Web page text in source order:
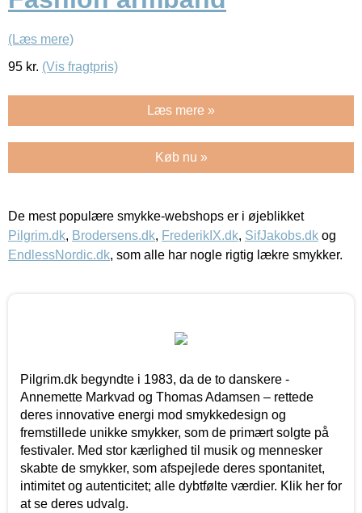
(Læs mere)
95 kr. (Vis fragtpris)
Læs mere »
Køb nu »
De mest populære smykke-webshops er i øjeblikket
Pilgrim.dk, Brodersens.dk, FrederikIX.dk, SifJakobs.dk og
EndlessNordic.dk, som alle har nogle rigtig lækre smykker.
Pilgrim.dk begyndte i 1983, da de to danskere -
Annemette Markvad og Thomas Adamsen – rettede
deres innovative energi mod smykkedesign og
fremstillede unikke smykker, som de primært solgte på
festivaler. Med stor kærlighed til musik og mennesker
skabte de smykker, som afspejlede deres spontanitet,
intimitet og autenticitet; alle dybtfølte værdier. Klik her for
at se deres udvalg.